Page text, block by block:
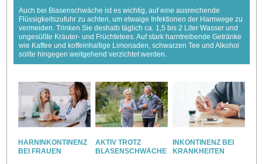
Auch bei Blasenschwäche ist es wichtig, auf eine ausreichende
Flüssigkeitszufuhr zu achten, um etwaige Infektionen der Harnwege zu
vermeiden. Trinken Sie deshalb täglich ca. 1,5 bis 2 Liter Wasser und
ungesüßte Kräuter- und Früchtetees. Auf stark harntreibende Getränke
wie Kaffee und koffeinhaltige Limonaden, schwarzen Tee und Alkohol
sollte hingegen weitgehend verzichtet werden.
HARNINKONTINENZ
BEI FRAUEN
AKTIV TROTZ
BLASENSCHWÄCHE
INKONTINENZ BEI
KRANKHEITEN